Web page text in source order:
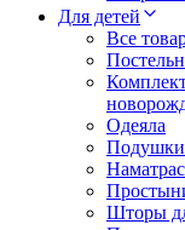
Для детей
Все
Одеяла
Подушки
Шторы